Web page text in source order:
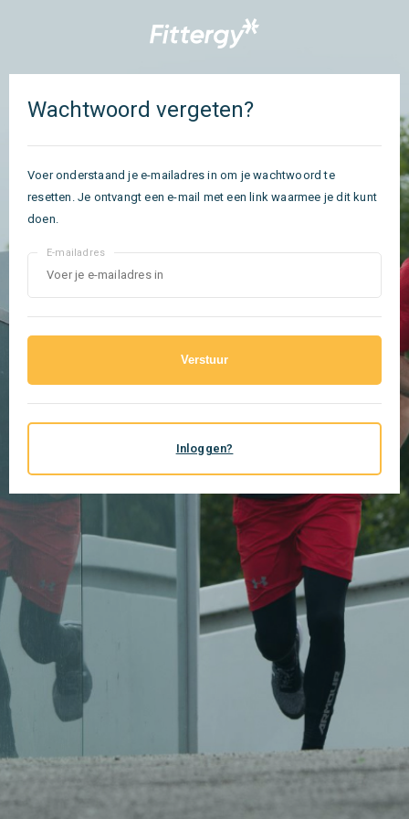
Wachtwoord vergeten?
Voer onderstaand je e-mailadres in om je wachtwoord te
resetten. Je ontvangt een e-mail met een link waarmee je dit kunt
doen.
E-mailadres
Inloggen?